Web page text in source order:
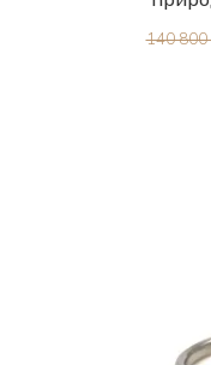
140 800